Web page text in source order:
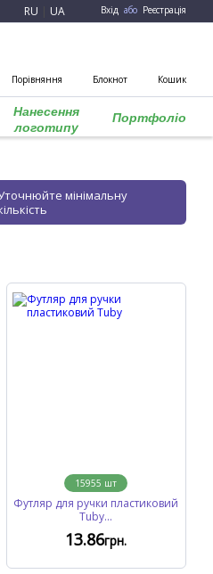
RU UA Вхід або Реєстрація
Порівняння Блокнот Кошик
Нанесення
логотипу
Портфоліо
мінімальну
15955 шт
Футляр для ручки пластиковий
Tubу...
13.86грн.